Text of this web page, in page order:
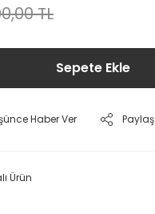
TL
Sepete Ekle
Haber Ver Paylaş
Ürün